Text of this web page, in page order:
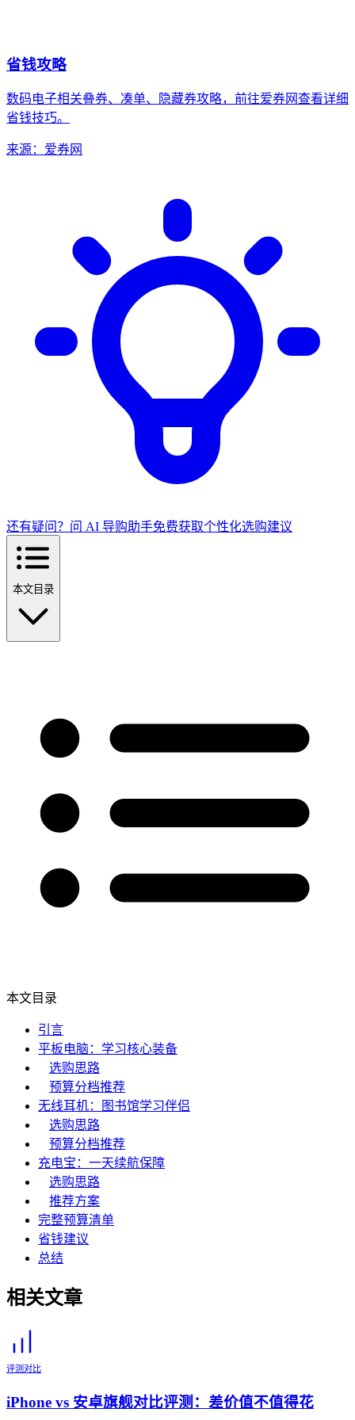
省钱攻略
数码电子相关叠券、凑单、隐藏券攻略，前往爱券网查看详细
省钱技巧。
来源：爱券网
还有疑问？问 AI 导购助手免费获取个性化选购建议
本文目录
本文目录
引言
平板电脑：学习核心装备
选购思路
预算分档推荐
无线耳机：图书馆学习伴侣
选购思路
预算分档推荐
充电宝：一天续航保障
选购思路
推荐方案
完整预算清单
省钱建议
总结
相关文章
评测对比
iPhone vs 安卓旗舰对比评测：差价值不值得花